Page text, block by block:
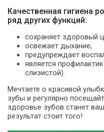
Качественная гигиена
ряд других функций:
сохраняет здоровый
освежает дыхание;
предупреждает
является
слизистой).
Мечтаете о красивой
зубы и регулярно
здоровье зубов станет
результат стоит того!